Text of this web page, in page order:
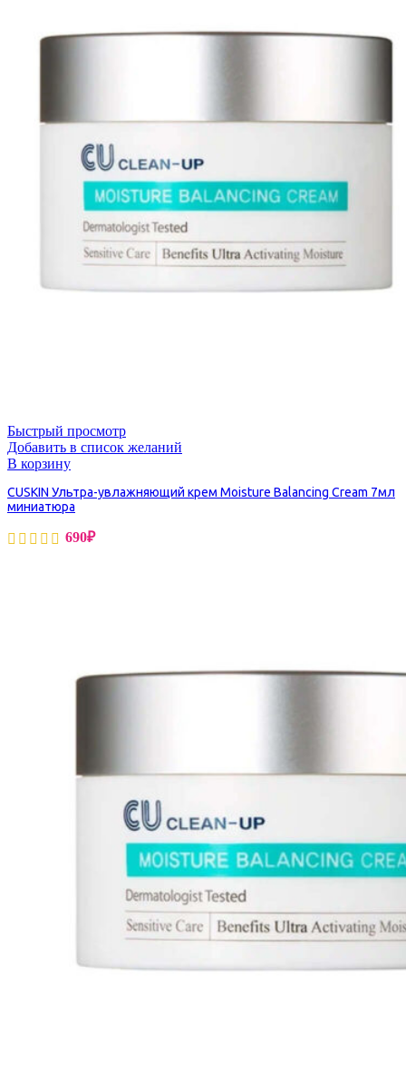
Быстрый просмотр
Добавить в список желаний
В корзину
CUSKIN Ультра-увлажняющий крем Moisture Balancing Cream 7мл
миниатюра
690₽